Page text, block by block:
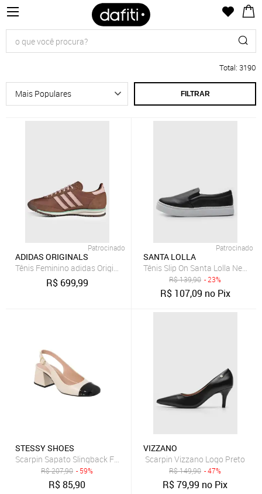
Total: 3190
FILTRAR
Patrocinado
ADIDAS ORIGINALS
Tênis Feminino adidas Originals Sl 72 OG Marrom
R$ 699,99
Patrocinado
SANTA LOLLA
Tênis Slip On Santa Lolla New
R$139,90 - 23%
R$ 107,09 no Pix
STESSY SHOES
Scarpin Sapato Slingback Feminino Salto Grosso Bico Quadrado Off
R$207,90 - 59%
R$85,90
VIZZANO
Scarpin Vizzano Logo Preto
R$149,90 - 47%
R$79,99 no Pix